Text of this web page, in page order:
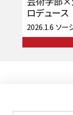
ロデュース
2026.1.6 ソー